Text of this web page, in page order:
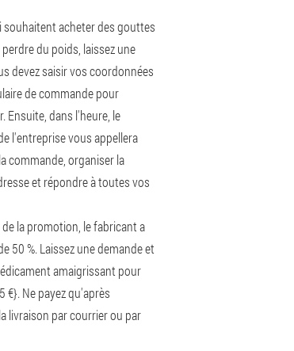
souhaitent acheter des gouttes
du poids, laissez une
devez saisir vos coordonnées
de commande pour
Ensuite, dans l'heure, le
l'entreprise vous appellera
commande, organiser la
et répondre à toutes vos
de la promotion, le fabricant a
50 %. Laissez une demande et
amaigrissant pour
€}. Ne payez qu'après
livraison par courrier ou par